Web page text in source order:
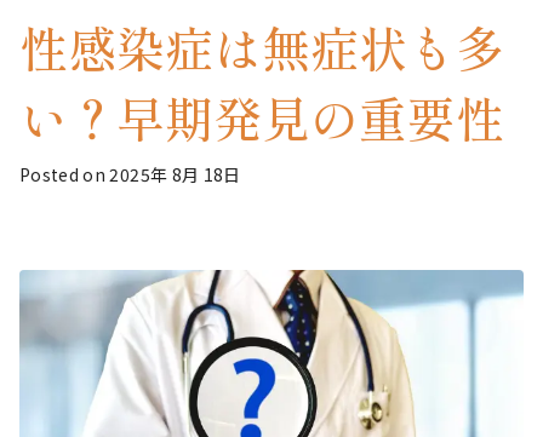
性感染症は無症状も多
い？早期発見の重要性
Posted on 2025年 8月 18日